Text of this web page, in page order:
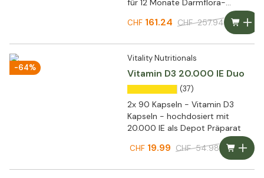
für 12 Monate Darmflora-
CHF 161.24 CHF 257.94
-64%
Vitality Nutritionals
Vitamin D3 20.000 IE Duo
(37)
2x 90 Kapseln - Vitamin D3
Kapseln - hochdosiert mit
20.000 IE als Depot Präparat
CHF19.99 CHF 54.98